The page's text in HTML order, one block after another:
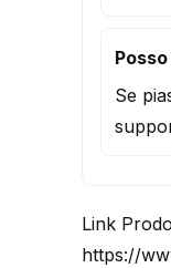
Se
Link
https://